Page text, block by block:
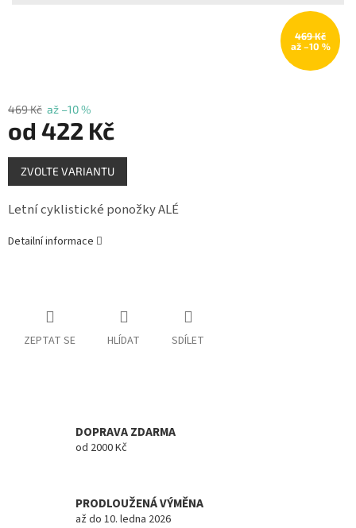
469 Kč
až –10 %
469 Kč až –10 %
od 422 Kč
Měrná
cena:
ZVOLTE VARIANTU
Letní cyklistické ponožky ALÉ
Detailní informace
ZEPTAT SE HLÍDAT SDÍLET
DOPRAVA ZDARMA
od 2000 Kč
PRODLOUŽENÁ VÝMĚNA
až do 10. ledna 2026